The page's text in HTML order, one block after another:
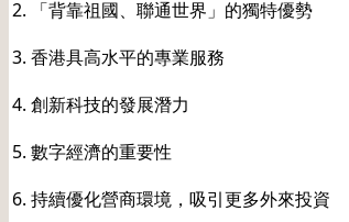
2. 「背靠祖國、聯通世界」的獨特優勢
3. 香港具高水平的專業服務
4. 創新科技的發展潛力
5. 數字經濟的重要性
6. 持續優化營商環境，吸引更多外來投資